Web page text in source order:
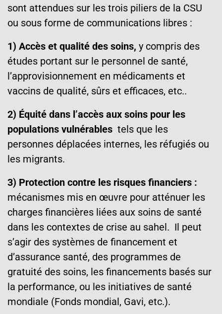
sont attendues sur les trois piliers de la CSU
ou sous forme de communications libres :
1) Accès et qualité des soins, y compris des
études portant sur le personnel de santé,
l’approvisionnement en médicaments et
vaccins de qualité, sûrs et efficaces, etc..
2) Équité dans l’accès aux soins pour les
populations vulnérables tels que les
personnes déplacées internes, les réfugiés ou
les migrants.
3) Protection contre les risques financiers :
mécanismes mis en œuvre pour atténuer les
charges financières liées aux soins de santé
dans les contextes de crise au sahel. Il peut
s’agir des systèmes de financement et
d’assurance santé, des programmes de
gratuité des soins, les financements basés sur
la performance, ou les initiatives de santé
mondiale (Fonds mondial, Gavi, etc.).